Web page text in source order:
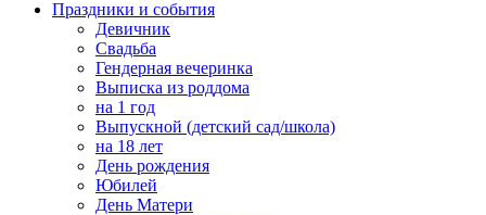
Праздники и события
Девичник
Свадьба
Гендерная вечеринка
Выписка из роддома
на 1 год
Выпускной (детский сад/школа)
на 18 лет
День рождения
Юбилей
День Матери